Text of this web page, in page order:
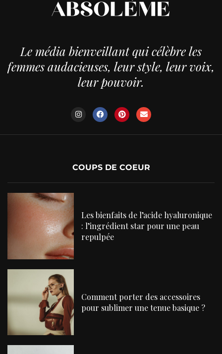
Le média bienveillant qui célèbre les
femmes audacieuses, leur style, leur voix,
leur pouvoir.
COUPS DE COEUR
Les bienfaits de l’acide hyaluronique
: l’ingrédient star pour une peau
repulpée
Comment porter des accessoires
pour sublimer une tenue basique ?